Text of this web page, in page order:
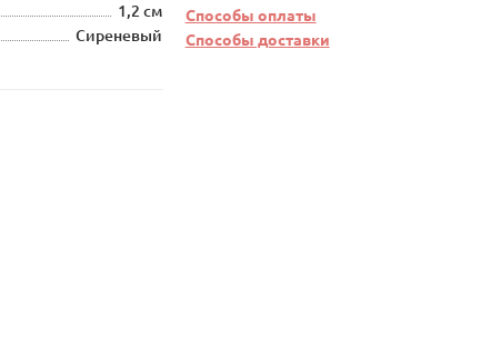
1,2 см
Сиреневый
Способы оплаты
Способы доставки